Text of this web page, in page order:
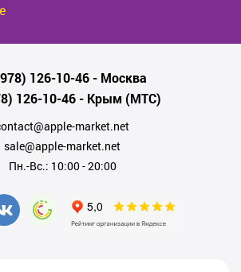
наушники с улучшенной аудиосистемой.
звука: чистые ноты, глубокие
без необходимости
работы от одной зарядки;
и режим прозрачности - вы
126-10-46- Москва
126-10-46- Крым (МТС)
market.net
sale@apple-market.net
Пн.-Вс.: 10:00 - 20:00